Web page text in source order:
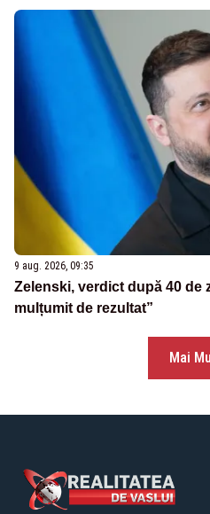
9 aug. 2026, 09:35
Zelenski, verdict după 40 de
mulțumit de rezultat”
Mai